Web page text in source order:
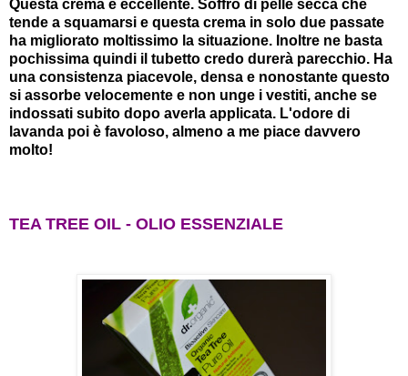
Questa crema è eccellente. Soffro di pelle secca che
tende a squamarsi e questa crema in solo due passate
ha migliorato moltissimo la situazione. Inoltre ne basta
pochissima quindi il tubetto credo durerà parecchio. Ha
una consistenza piacevole, densa e nonostante questo
si assorbe velocemente e non unge i vestiti, anche se
indossati subito dopo averla applicata. L'odore di
lavanda poi è favoloso, almeno a me piace davvero
molto!
TEA TREE OIL - OLIO ESSENZIALE